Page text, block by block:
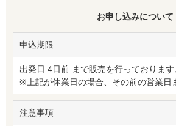
お申し込みについて
申込期限
出発日 4日前 まで販売を行っております
※上記が休業日の場合、その前の営業日
注意事項